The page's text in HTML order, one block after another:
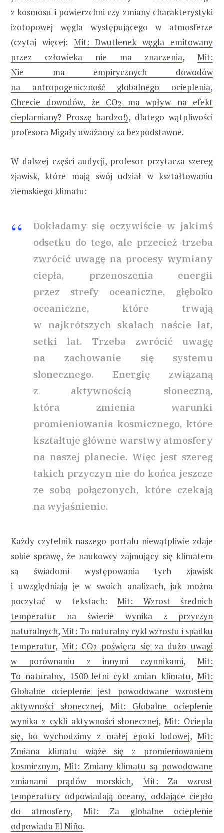
z kosmosu i powierzchni czy zmiany charakterystyki
izotopowej węgla występującego w atmosferze
(czytaj więcej: Mit: Dwutlenek węgla emitowany
przez człowieka nie ma znaczenia, Mit:
Nie ma empirycznych dowodów
na antropogeniczność globalnego ocieplenia,
Chcecie dowodów, że CO2
ma wpływ na efekt
cieplarniany? Proszę bardzo!), dlatego wątpliwości
profesora Migały uważamy za bezpodstawne.
W dalszej części audycji, profesor przytacza szereg
zjawisk, które mają swój udział w kształtowaniu
ziemskiego klimatu:
Dokładamy się oczywiście w jakimś
odsetku do tego, ale przecież trzeba
zwrócić uwagę na procesy wymiany
ciepła, przenoszenia energii
przez strefy oceaniczne, głęboko
oceaniczne, które trwają
w najkrótszych skalach naście lat,
setki lat. Trzeba zwrócić uwagę
na zachowanie się systemu
słonecznego. Energię związaną
z aktywnością słoneczną,
która zmienia warunki
promieniowania kosmicznego, które
kształtuje główne warstwy atmosfery
na naszej planecie. Więc jest szereg
takich przyczyn nie do końca jeszcze
ze sobą połączonych, które czekają
na wyjaśnienie.
Każdy czytelnik naszego portalu niewątpliwie zdaje
sobie sprawę, że naukowcy zajmujący się klimatem
są świadomi występowania tych zjawisk
i uwzględniają je w swoich analizach, jak można
poczytać w tekstach:Mit: Wzrost średnich
temperatur na świecie wynika z przyczyn
naturalnych,Mit: To naturalny cykl wzrostu i spadku
temperatur, Mit: CO2
poświęca się za dużo uwagi
w porównaniu z innymi czynnikami,Mit:
To naturalny, 1500-letni cykl zmian klimatu,Mit:
Globalne ocieplenie jest powodowane wzrostem
aktywności słonecznej, Mit: Globalne ocieplenie
wynika z cykli aktywności słonecznej,Mit: Ociepla
się, bo wychodzimy z małej epoki lodowej, Mit:
Zmiana klimatu wiąże się z promieniowaniem
kosmicznym, Mit: Zmiany klimatu są powodowane
zmianami prądów morskich, Mit: Za wzrost
temperatury odpowiadają oceany, oddające ciepło
do atmosfery, Mit: Za globalne ocieplenie
odpowiada El Niño.